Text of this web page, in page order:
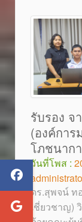
รับรอง
(องค์กา
โภชนาก
วันที่โพส :
ดร.สุพจน์ ท
เชี่ยวชาญ)